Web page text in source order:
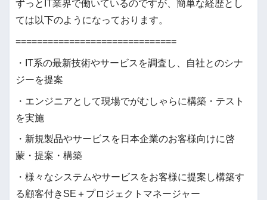
ずっとIT業界で働いているのですが、簡単な経歴とし
ては以下のようになっております。
==============================
・IT系の最新技術やサービスを調査し、自社とのシナ
ジーを提案
・エンジニアとして現場でがむしゃらに構築・テスト
を実施
・新規製品やサービスを日本企業のお客様向けに啓
蒙・提案・構築
・様々なシステムやサービスをお客様に提案し構築す
る顧客付きSE＋プロジェクトマネージャー